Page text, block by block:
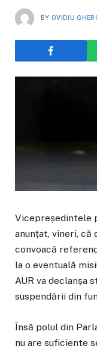
BY OVIDIU
Vicepreședintele
anunțat, vineri, că
convoacă
la o eventuală
AUR va declanșa
suspendării din
Însă polul din
nu are suficiente